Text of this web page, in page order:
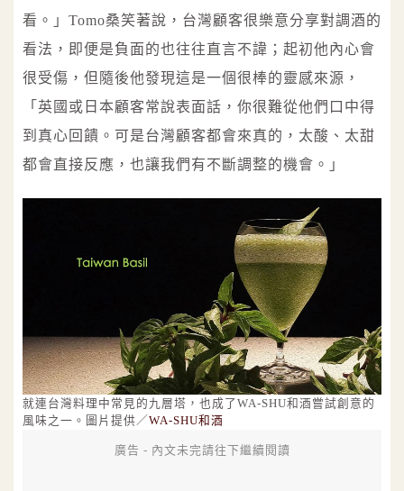
看。」Tomo桑笑著說，台灣顧客很樂意分享對調酒的
看法，即便是負面的也往往直言不諱；起初他內心會
很受傷，但隨後他發現這是一個很棒的靈感來源，
「英國或日本顧客常說表面話，你很難從他們口中得
到真心回饋。可是台灣顧客都會來真的，太酸、太甜
都會直接反應，也讓我們有不斷調整的機會。」
就連台灣料理中常見的九層塔，也成了WA-SHU和酒嘗試創意的
風味之一。圖片提供／WA-SHU和酒
廣告 - 內文未完請往下繼續閱讀